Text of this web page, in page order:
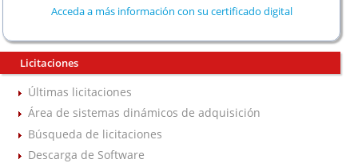
Acceda a más información con su certificado digital
Licitaciones
Últimas licitaciones
Área de sistemas dinámicos de adquisición
Búsqueda de licitaciones
Descarga de Software